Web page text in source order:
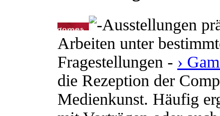
Ausstellungen
Arbeiten unter
Fragestellungen - ›
die Rezeption der
Medienkunst. Häufig